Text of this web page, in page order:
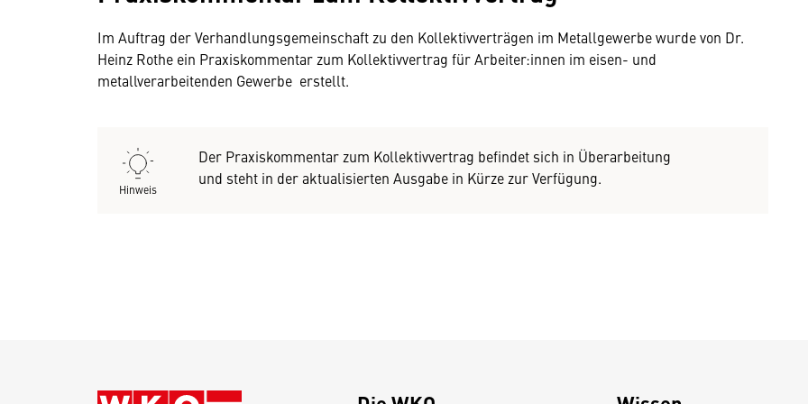
Im Auftrag der Verhandlungsgemeinschaft zu den Kollektivverträgen im Metallgewerbe wurde von Dr.
Heinz Rothe ein Praxiskommentar zum Kollektivvertrag für Arbeiter:innen im eisen- und
metallverarbeitenden Gewerbe erstellt.
Hinweis
Der Praxiskommentar zum Kollektivvertrag befindet sich in Überarbeitung
und steht in der aktualisierten Ausgabe in Kürze zur Verfügung.